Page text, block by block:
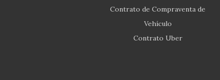
Contrato de Compraventa de
Vehículo
Contrato Uber